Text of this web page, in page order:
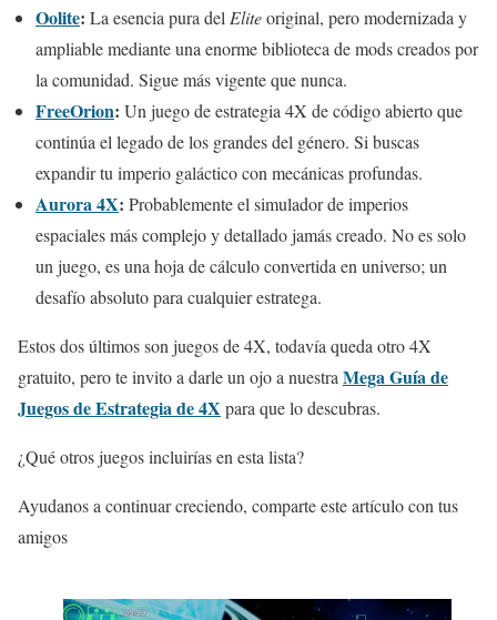
Oolite: La esencia pura delEliteoriginal, pero modernizada y
ampliable mediante una enorme biblioteca de mods creados por
la comunidad. Sigue más vigente que nunca.
FreeOrion: Un juego de estrategia 4X de código abierto que
continúa el legado de los grandes del género. Si buscas
expandir tu imperio galáctico con mecánicas profundas.
Aurora 4X: Probablemente el simulador de imperios
espaciales más complejo y detallado jamás creado. No es solo
un juego, es una hoja de cálculo convertida en universo; un
desafío absoluto para cualquier estratega.
Estos dos últimos son juegos de 4X, todavía queda otro 4X
gratuito, pero te invito a darle un ojo a nuestraMega Guía de
Juegos de Estrategia de 4X para que lo descubras.
¿Qué otros juegos incluirías en esta lista?
Ayudanos a continuar creciendo, comparte este artículo con tus
amigos